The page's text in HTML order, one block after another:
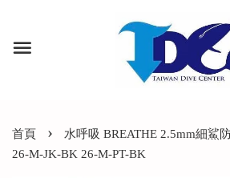
首頁 ›
水呼吸 BREATHE 2.5mm細鯊
26-M-JK-BK 26-M-PT-BK